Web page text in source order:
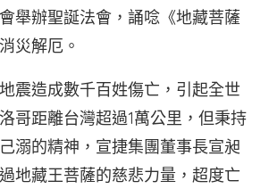
舉辦聖誕法會，誦唸《地藏菩薩
災解厄。
震造成數千百姓傷亡，引起全世
哥距離台灣超過1萬公里，但秉持
溺的精神，宣捷集團董事長宣昶
地藏王菩薩的慈悲力量，超度亡